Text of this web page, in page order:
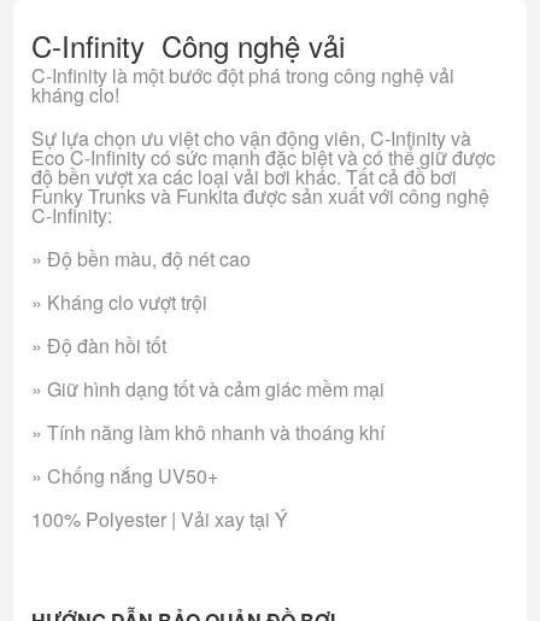
C-Infinity Công nghệ vải
C-Infinity là một bước đột phá trong công nghệ vải
kháng clo!
Sự lựa chọn ưu việt cho vận động viên, C-Infinity và
Eco C-Infinity có sức mạnh đặc biệt và có thể giữ được
độ bền vượt xa các loại vải bơi khác. Tất cả đồ bơi
Funky Trunks và Funkita được sản xuất với công nghệ
C-Infinity:
» Độ bền màu, độ nét cao
» Kháng clo vượt trội
» Độ đàn hồi tốt
» Giữ hình dạng tốt và cảm giác mềm mại
» Tính năng làm khô nhanh và thoáng khí
» Chống nắng UV50+
100% Polyester | Vải xay tại Ý